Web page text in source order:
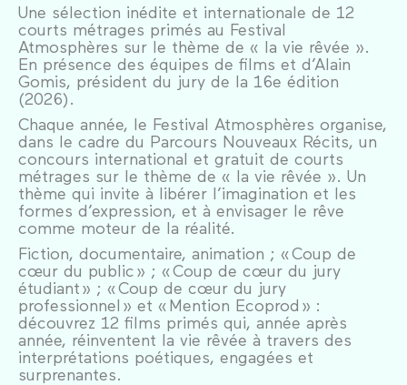
Une sélection inédite et internationale de 12
courts métrages primés au Festival
Atmosphères sur le thème de « la vie rêvée ».
En présence des équipes de films et d’Alain
Gomis, président du jury de la 16e édition
(2026).
Chaque année, le Festival Atmosphères organise,
dans le cadre du Parcours Nouveaux Récits, un
concours international et gratuit de courts
métrages sur le thème de « la vie rêvée ». Un
thème qui invite à libérer l’imagination et les
formes d’expression, et à envisager le rêve
comme moteur de la réalité.
Fiction, documentaire, animation ; « Coup de
cœur du public » ; « Coup de cœur du jury
étudiant » ; « Coup de cœur du jury
professionnel » et « Mention Ecoprod » :
découvrez 12 films primés qui, année après
année, réinventent la vie rêvée à travers des
interprétations poétiques, engagées et
surprenantes.